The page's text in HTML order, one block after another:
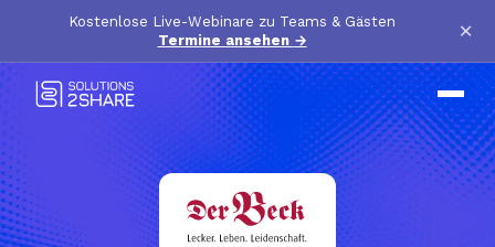
Kostenlose Live-Webinare zu Teams & Gästen
Termine ansehen → ×